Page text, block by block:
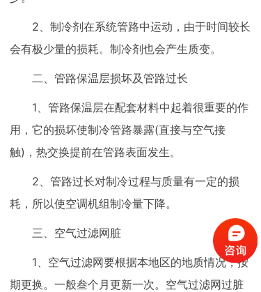
2、制冷剂在系统管路中运动，由于时间较长
会有极少量的损耗。制冷剂也会产生质变。
二、管路保温层损坏及管路过长
1、管路保温层在配套材料中起着很重要的作
用，它的损坏使制冷管路暴露(直接与空气接
触)，热交换提前在管路表面发生。
2、管路过长对制冷过程与质量有一定的损
耗，所以使空调机组制冷量下降。
三、空气过滤网脏
1、空气过滤网要根据本地区的地质情况，按
期更换。一般叁个月更新一次。空气过滤网过脏